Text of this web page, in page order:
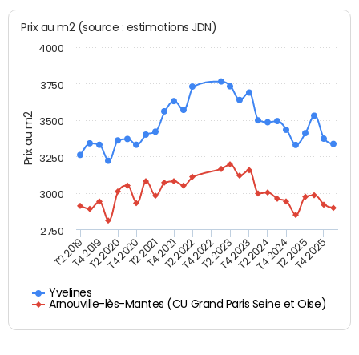
Prix au m2
Prix au m2 (source : estimations JDN)
Yvelines
Arnouville-lès-Mantes (CU Grand Paris Seine et Oise)
T2 2019T4 2019T2 2020T4 2020T2 2021T4 2021T2 2022T4 2022T2 2023T4 2023T2 2024T4 2024T2 2025T4 2025
2750
3000
3250
3500
3750
4000